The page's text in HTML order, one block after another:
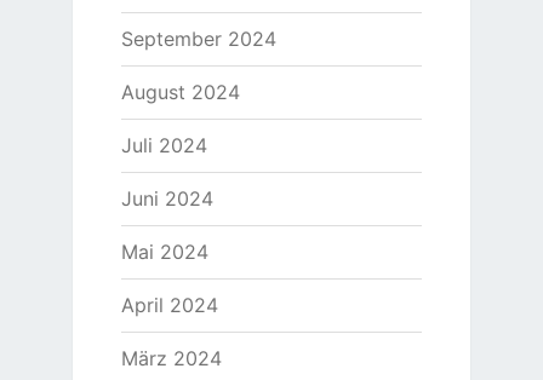
September 2024
August 2024
Juli 2024
Juni 2024
Mai 2024
April 2024
März 2024